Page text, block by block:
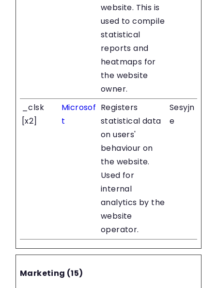
website. This is
used to compile
statistical
reports and
heatmaps for
the website
owner.
_clsk
[x2]
Microsof
t
Registers
statistical data
on users'
behaviour on
the website.
Used for
internal
analytics by the
website
operator.
Sesyjn
e
Marketing (15)